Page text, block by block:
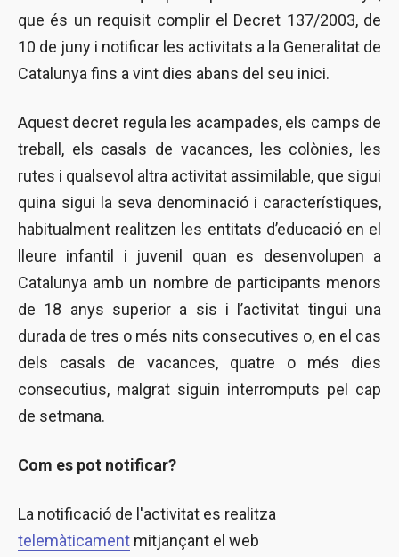
que és un requisit complir el Decret 137/2003, de
10 de juny i notificar les activitats a la Generalitat de
Catalunya fins a vint dies abans del seu inici.
Aquest decret regula les acampades, els camps de
treball, els casals de vacances, les colònies, les
rutes i qualsevol altra activitat assimilable, que sigui
quina sigui la seva denominació i característiques,
habitualment realitzen les entitats d’educació en el
lleure infantil i juvenil quan es desenvolupen a
Catalunya amb un nombre de participants menors
de 18 anys superior a sis i l’activitat tingui una
durada de tres o més nits consecutives o, en el cas
dels casals de vacances, quatre o més dies
consecutius, malgrat siguin interromputs pel cap
de setmana.
Com es pot notificar?
La notificació de l'activitat es realitza
telemàticament mitjançant el web